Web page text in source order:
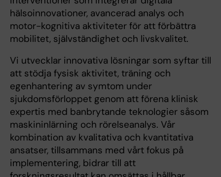
hälsoinnovationer, avancerad analys och
motor-kognitiva aktiviteter för att förbättra
mobilitet, självständighet och livskvalitet.
Vi utvecklar innovativa lösningar som syftar till
att stödja fysisk aktivitet, träning och
egenhantering av symtom under
sjukdomsförloppet genom att förena klinisk
expertis med banbrytande teknologier såsom
maskininlärning och rörelseanalys. Vår
kombination av kvalitativa och kvantitativa
ansatser, tillsammans med vårt fokus på
implementering, bidrar till att